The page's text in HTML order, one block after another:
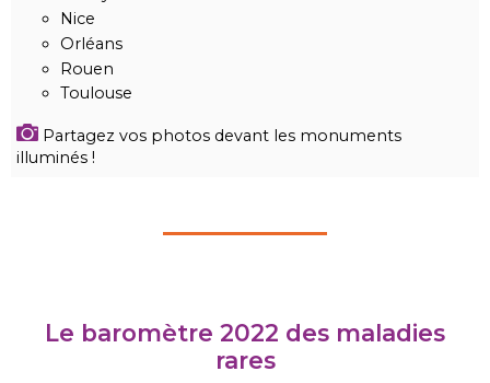
Nice
Orléans
Rouen
Toulouse
Partagez vos photos devant les monuments
illuminés !
Le baromètre 2022 des maladies
rares